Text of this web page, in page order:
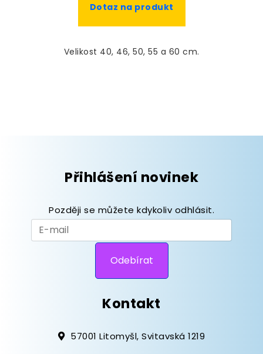
Dotaz na produkt
Velikost 40, 46, 50, 55 a 60 cm.
Přihlášení novinek
Později se můžete kdykoliv odhlásit.
Kontakt
57001 Litomyšl, Svitavská 1219